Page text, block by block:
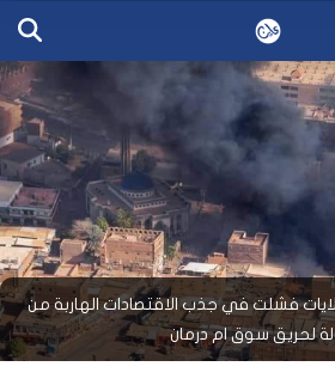
فشلت في جذب الاقتصادات الهاربة من
لحريق سوق ام درمان